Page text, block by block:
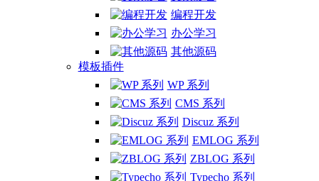
编程开发
办公学习
其他源码
模板插件
WP 系列
CMS 系列
Discuz 系列
EMLOG 系列
ZBLOG 系列
Typecho 系列